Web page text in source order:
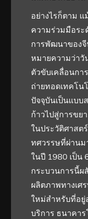
อย่างไรก็ตาม
ความร่วมมือระ
การพัฒนาของจี
หมายความว่าวั
ตัวขับเคลื่อนกา
ถ่ายทอดเทคโน
ปัจจุบันเป็นแบบ
ก้าวไปสู่การขย
ในประวัติศาสต
ทศวรรษที่ผ่านม
ในปี 1980 เป็น
กระบวนการนี้ผ
ผลิตภาพทางเศ
ใหม่สำหรับที่อยู่
บริการ ธนาคา